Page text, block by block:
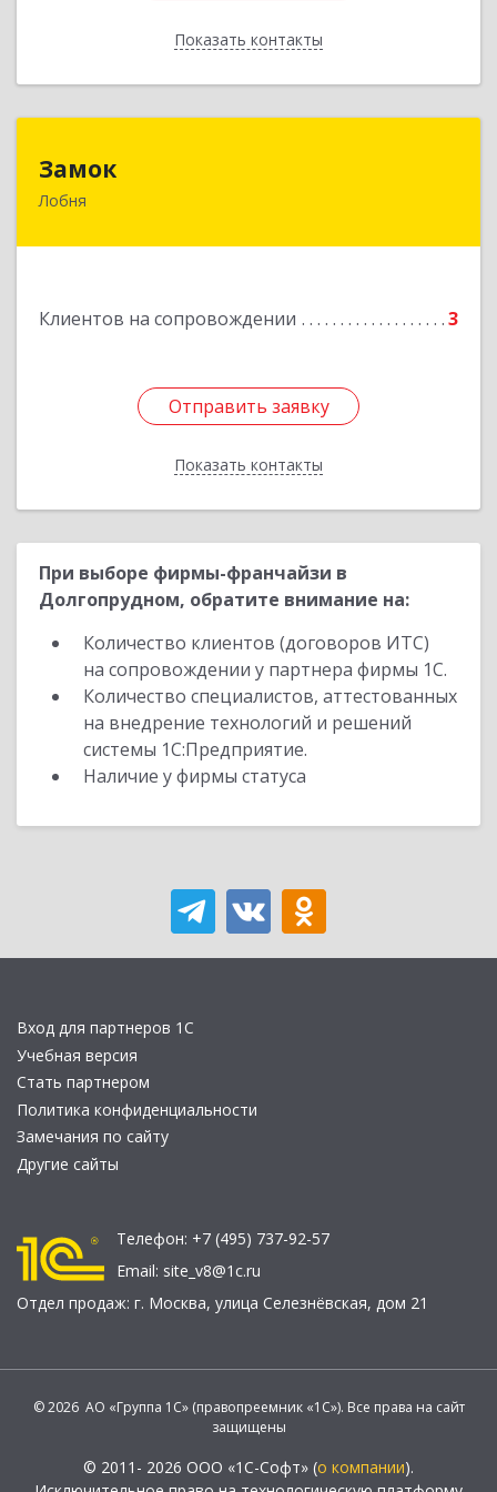
Показать контакты
Назад
Замок
Лобня
Клиентов на сопровождении 3
Отправить заявку
Показать контакты
Россия, 141730, Московская область, г. Лобня,
Отправить заявку
Назад
При выборе фирмы-франчайзи в
Долгопрудном, обратите внимание на:
Количество клиентов (договоров ИТС)
на сопровождении у партнера фирмы 1С.
Количество специалистов, аттестованных
на внедрение технологий и решений
системы 1С:Предприятие.
Наличие у фирмы статуса
Вход для партнеров 1С
Учебная версия
Стать партнером
Политика конфиденциальности
Замечания по сайту
Другие сайты
Телефон: +7 (495) 737-92-57
Email: site_v8@1c.ru
Отдел продаж: г. Москва, улица Селезнёвская, дом 21
© 2026 АО «Группа 1С» (правопреемник «1С»). Все права на сайт
защищены
© 2011- 2026 ООО «1С-Софт» (о компании).